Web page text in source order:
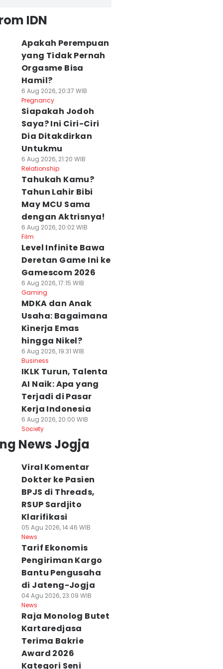
IDN
Apakah Perempuan
yang Tidak Pernah
Orgasme Bisa
Hamil?
6 Aug 2026, 20:37 WIB
Pregnancy
Siapakah Jodoh
Saya? Ini Ciri-Ciri
Dia Ditakdirkan
Untukmu
6 Aug 2026, 21:20 WIB
Relationship
Tahukah Kamu?
Tahun Lahir Bibi
May MCU Sama
dengan Aktrisnya!
6 Aug 2026, 20:02 WIB
Film
Level Infinite Bawa
Deretan Game Ini ke
Gamescom 2026
6 Aug 2026, 17:15 WIB
Gaming
MDKA dan Anak
Usaha: Bagaimana
Kinerja Emas
hingga Nikel?
6 Aug 2026, 19:31 WIB
Business
IKLK Turun, Talenta
AI Naik: Apa yang
Terjadi di Pasar
Kerja Indonesia
6 Aug 2026, 20:00 WIB
Society
News Jogja
Viral Komentar
Dokter ke Pasien
BPJS di Threads,
RSUP Sardjito
Klarifikasi
05 Agu 2026, 14:46 WIB
News
Tarif Ekonomis
Pengiriman Kargo
Bantu Pengusaha
di Jateng-Jogja
04 Agu 2026, 23:09 WIB
News
Raja Monolog Butet
Kartaredjasa
Terima Bakrie
Award 2026
Kategori Seni